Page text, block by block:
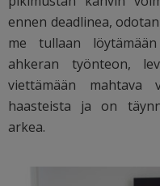
ennen deadlinea,
me tullaan
ahkeran työnteon,
viettämään mahtava
haasteista ja on
arkea.